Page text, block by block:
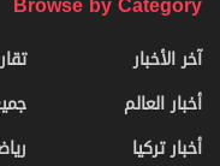
آخر الأخبار
أخبار العالم
أخبار تركيا